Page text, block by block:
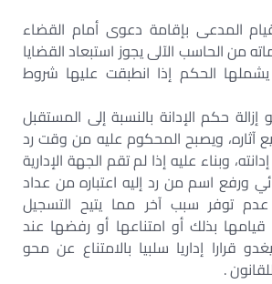
المدعى بإقامة دعوى أمام القضاء
من الحاسب الآلى يجوز استبعاد القضايا
يشملها الحكم إذا انطبقت عليها شروط
إزالة حكم الإدانة بالنسبة إلى المستقبل
آثاره، ويصبح المحكوم عليه من وقت رد
وبناء عليه إذا لم تقم الجهة الإدارية
ورفع اسم من رد إليه اعتباره من عداد
توفر سبب آخر مما يتيح التسجيل
بذلك أو امتناعها أو رفضها عند
قرارا إداريا سلبيا بالامتناع عن محو
.